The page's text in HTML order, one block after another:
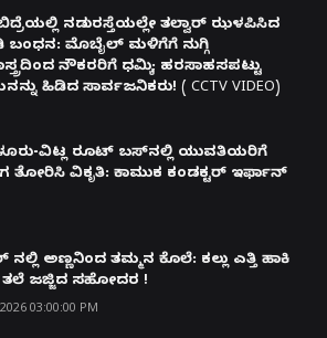
ನಡುರಸ್ತೆಯಲ್ಲೇ ತಲ್ವಾರ್ ಝಳಪಿಸಿದ
ಬಂಧನ: ಮೊಬೈಲ್ ಮಳಿಗೆಗೆ ನುಗ್ಗಿ
ನೌಕರರಿಗೆ ಧಮ್ಕಿ; ಹರಸಾಹಸಪಟ್ಟು
ಹಿಡಿದ ಸಾರ್ವಜನಿಕರು! ( CCTV VIDEO)
ವಿಟ್ಲ ರೂಟ್ ಬಸ್‌ನಲ್ಲಿ ಯುವತಿಯರಿಗೆ
ತೋರಿಸಿ ವಿಕೃತಿ: ಕಾಮುಕ ಕಂಡಕ್ಟರ್ ಇರ್ಫಾನ್
ನಲ್ಲಿ ಅಣ್ಣನಿಂದ ತಮ್ಮನ ಕೊಲೆ: ಕಲ್ಲು ಎತ್ತಿ ಹಾಕಿ
ಜಜ್ಜಿದ ಸಹೋದರ !
03:00:00 PM